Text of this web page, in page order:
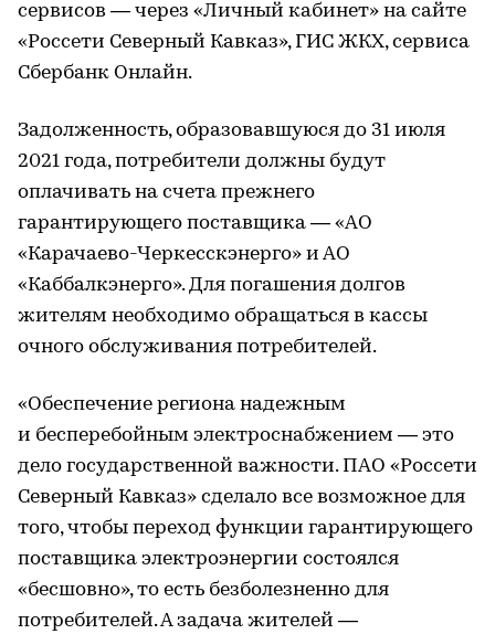
сервисов — через «Личный кабинет» на сайте
«Россети Северный Кавказ», ГИС ЖКХ, сервиса
Сбербанк Онлайн.
Задолженность, образовавшуюся до 31 июля
2021 года, потребители должны будут
оплачивать на счета прежнего
гарантирующего поставщика — «АО
«Карачаево-Черкесскэнерго» и АО
«Каббалкэнерго». Для погашения долгов
жителям необходимо обращаться в кассы
очного обслуживания потребителей.
«Обеспечение региона надежным
и бесперебойным электроснабжением — это
дело государственной важности. ПАО «Россети
Северный Кавказ» сделало все возможное для
того, чтобы переход функции гарантирующего
поставщика электроэнергии состоялся
«бесшовно», то есть безболезненно для
потребителей. А задача жителей —